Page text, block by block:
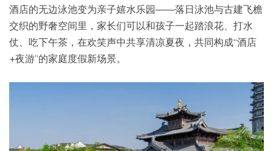
酒店的无边泳池变为亲子嬉水乐园——落日泳池与古建飞檐
交织的野奢空间里，家长们可以和孩子一起踏浪花、打水
仗、吃下午茶，在欢笑声中共享清凉夏夜，共同构成“酒店
+夜游”的家庭度假新场景。